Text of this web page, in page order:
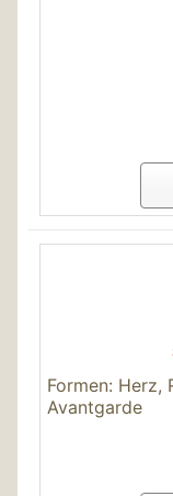
Formen: Herz,
Avantgarde